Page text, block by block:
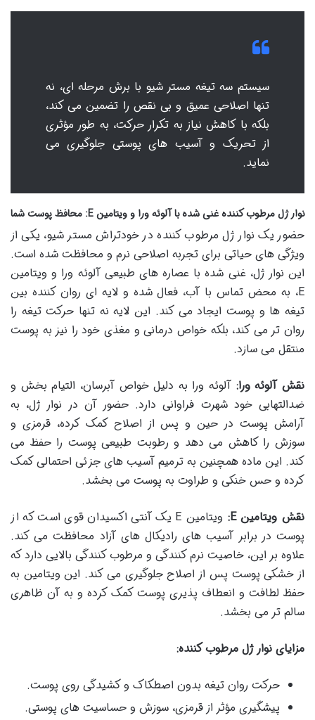
سیستم سه تیغه مستر شیو با برش مرحله ای، نه
تنها اصلاحی عمیق و بی نقص را تضمین می کند،
بلکه با کاهش نیاز به تکرار حرکت، به طور مؤثری
از تحریک و آسیب های پوستی جلوگیری می
نماید.
نوار ژل مرطوب کننده غنی شده با آلوئه ورا و ویتامین E: محافظ پوست شما
حضور یک نوار ژل مرطوب کننده در خودتراش مستر شیو، یکی از
ویژگی های حیاتی برای تجربه اصلاحی نرم و محافظت شده است.
این نوار ژل، غنی شده با عصاره های طبیعی آلوئه ورا و ویتامین
E، به محض تماس با آب، فعال شده و لایه ای روان کننده بین
تیغه ها و پوست ایجاد می کند. این لایه نه تنها حرکت تیغه را
روان تر می کند، بلکه خواص درمانی و مغذی خود را نیز به پوست
منتقل می سازد.
نقش آلوئه ورا: آلوئه ورا به دلیل خواص آبرسان، التیام بخش و
ضدالتهابی خود شهرت فراوانی دارد. حضور آن در نوار ژل، به
آرامش پوست در حین و پس از اصلاح کمک کرده، قرمزی و
سوزش را کاهش می دهد و رطوبت طبیعی پوست را حفظ می
کند. این ماده همچنین به ترمیم آسیب های جزئی احتمالی کمک
کرده و حس خنکی و طراوت به پوست می بخشد.
نقش ویتامین E:
ویتامین E یک آنتی اکسیدان قوی است که از
پوست در برابر آسیب های رادیکال های آزاد محافظت می کند.
علاوه بر این، خاصیت نرم کنندگی و مرطوب کنندگی بالایی دارد که
از خشکی پوست پس از اصلاح جلوگیری می کند. این ویتامین به
حفظ لطافت و انعطاف پذیری پوست کمک کرده و به آن ظاهری
سالم تر می بخشد.
مزایای نوار ژل مرطوب کننده:
حرکت روان تیغه بدون اصطکاک و کشیدگی روی پوست.
پیشگیری مؤثر از قرمزی، سوزش و حساسیت های پوستی.